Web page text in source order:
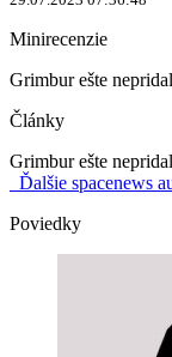
Minirecenzie
Grimbur ešte
Články
Grimbur ešte
Ďalšie spacenews
Poviedky